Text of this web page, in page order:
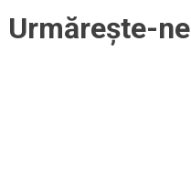
Urmărește-ne